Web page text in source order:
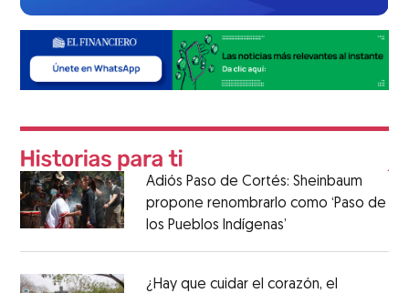
Adiós Paso de Cortés: Sheinbaum
propone renombrarlo como ‘Paso de
los Pueblos Indígenas’
¿Hay que cuidar el corazón, el